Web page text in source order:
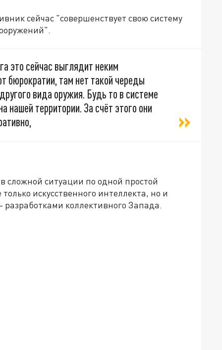
сейчас "совершенствует свою систему
это сейчас выглядит неким
бюрократии, там нет такой череды
вида оружия. Будь то в системе
нашей территории. За счёт этого они
сложной ситуации по одной простой
искусственного интеллекта, но и
коллективного Запада.